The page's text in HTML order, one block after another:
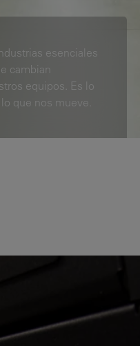
esenciales
cambian
equipos. Es lo
que nos mueve.